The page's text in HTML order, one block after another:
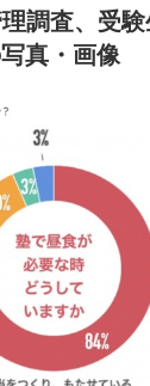
理調査、受
真・画像